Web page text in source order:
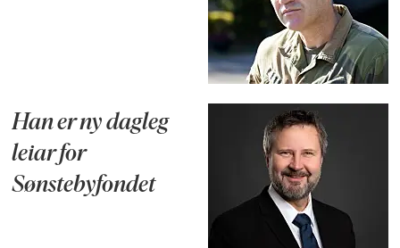
Han er ny dagleg
leiar for
Sønstebyfondet